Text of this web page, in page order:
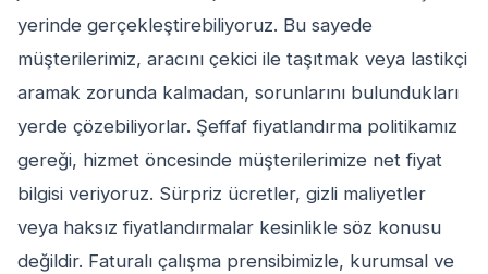
yerinde gerçekleştirebiliyoruz. Bu sayede
müşterilerimiz, aracını çekici ile taşıtmak veya lastikçi
aramak zorunda kalmadan, sorunlarını bulundukları
yerde çözebiliyorlar. Şeffaf fiyatlandırma politikamız
gereği, hizmet öncesinde müşterilerimize net fiyat
bilgisi veriyoruz. Sürpriz ücretler, gizli maliyetler
veya haksız fiyatlandırmalar kesinlikle söz konusu
değildir. Faturalı çalışma prensibimizle, kurumsal ve